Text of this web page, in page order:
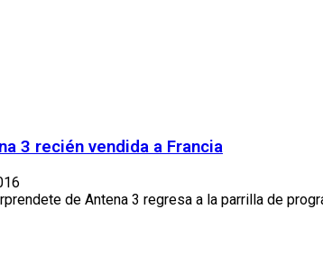
3 recién vendida a Francia
de Antena 3 regresa a la parrilla de